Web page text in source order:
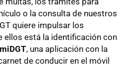
o la consulta de nuestros
quiere impulsar los
ellos está la identificación con
miDGT, una aplicación con la
de conducir en el móvil